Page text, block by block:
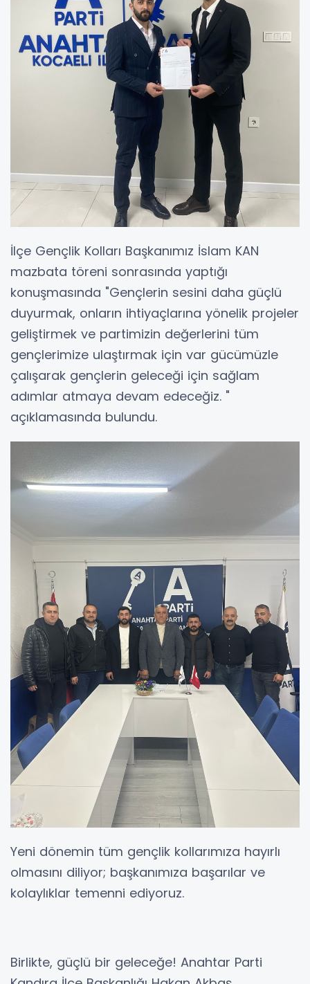
İlçe Gençlik Kolları Başkanımız İslam KAN
mazbata töreni sonrasında yaptığı
konuşmasında "Gençlerin sesini daha güçlü
duyurmak, onların ihtiyaçlarına yönelik projeler
geliştirmek ve partimizin değerlerini tüm
gençlerimize ulaştırmak için var gücümüzle
çalışarak gençlerin geleceği için sağlam
adımlar atmaya devam edeceğiz. "
açıklamasında bulundu.
Yeni dönemin tüm gençlik kollarımıza hayırlı
olmasını diliyor; başkanımıza başarılar ve
kolaylıklar temenni ediyoruz.
Birlikte, güçlü bir geleceğe! Anahtar Parti